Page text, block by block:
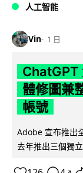
人工智能
Vin 1 日
ChatGPT
體修圖兼
帳號
Adobe 宣布推出
去年推出三個獨